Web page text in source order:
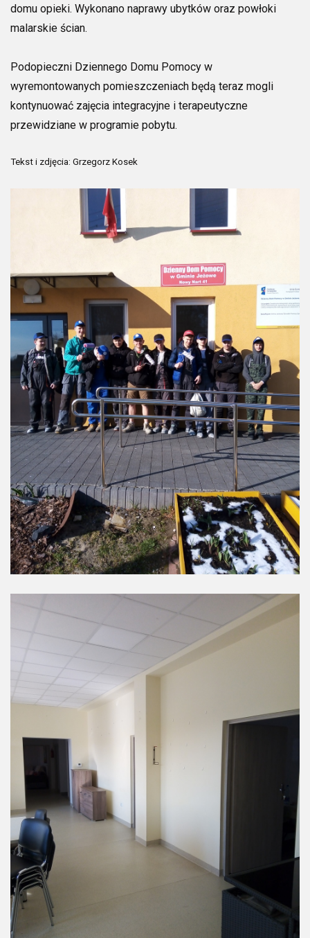
domu opieki. Wykonano naprawy ubytków oraz powłoki
malarskie ścian.
Podopieczni Dziennego Domu Pomocy w
wyremontowanych pomieszczeniach będą teraz mogli
kontynuować zajęcia integracyjne i terapeutyczne
przewidziane w programie pobytu.
Tekst i zdjęcia: Grzegorz Kosek